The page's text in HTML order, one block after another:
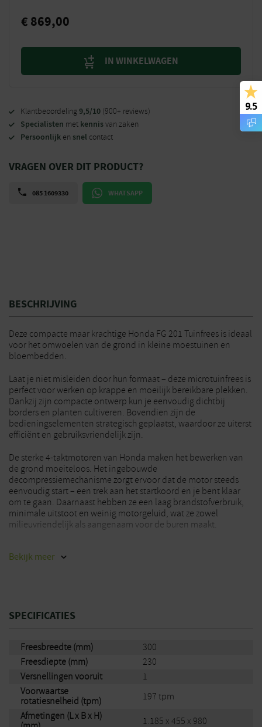
€ 869,00
IN WINKELWAGEN
Klantbeoordeling9,5/10 (900+ reviews)
Specialisten met kennisvan zaken
Persoonlijk en snel contact
VRAGEN OVER DIT PRODUCT?
085 1609330 WHATSAPP
BESCHRIJVING
Deze compacte maar krachtige Honda FG 201 Tuinfrees is ideaal
voor het omwoelen van de grond in kleine moestuinen en
bloembedden.
Laat je niet misleiden door hun formaat – deze microtuinfrees is
perfect voor werken op krappe en moeilijk bereikbare plekken.
Dankzij zijn compacte ontwerp kun je eenvoudig dichtbij
borders en planten cultiveren. Bovendien zijn de
bedieningselementen strategisch geplaatst, waardoor ze uiterst
efficiënt en gebruiksvriendelijk zijn.
De sterke 4-taktmotoren van Honda maken het bewerken van
de grond moeiteloos. Het ingebouwde
decompressiemechanisme zorgt ervoor dat de motor steeds
eenvoudig start – een trek aan het startkoord en je bent klaar
om te gaan. Daarnaast hebben ze een laag brandstofverbruik,
minimale uitstoot en weinig motorgeluid, wat ze zowel
milieuvriendelijk als aangenaam voor de buren maakt.
terwijl traditionele cultivators moeite hebben met het
planten en groenten.
Tuinfrees veelzijdiger dan je denkt. Gebruik de
graskantensnijder voor strakke, nette randen. Het
verticuteerhulpstuk verwijdert snel en moeiteloos mos en dode
vegetatie. En met de beluchter maak je de aarde los, zodat deze
klaar is voor beplanting met bloemen en groenten.
Krachtige motor (25-49cc)
Bekijk meer
SPECIFICATIES
Freesbreedte (mm)
300
Freesdiepte (mm)
230
Versnellingen vooruit
1
Voorwaartse
rotatiesnelheid (tpm)
197 tpm
Afmetingen (L x B x H)
1.185 x 455 x 980
9.5